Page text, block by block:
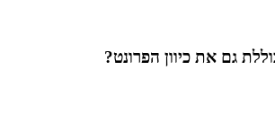
גם את כיוון הפרונט?